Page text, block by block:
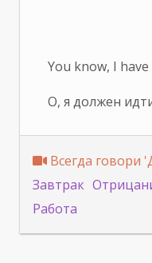
You know, I
О, я должен
Всегда говори
Завтрак
Работа